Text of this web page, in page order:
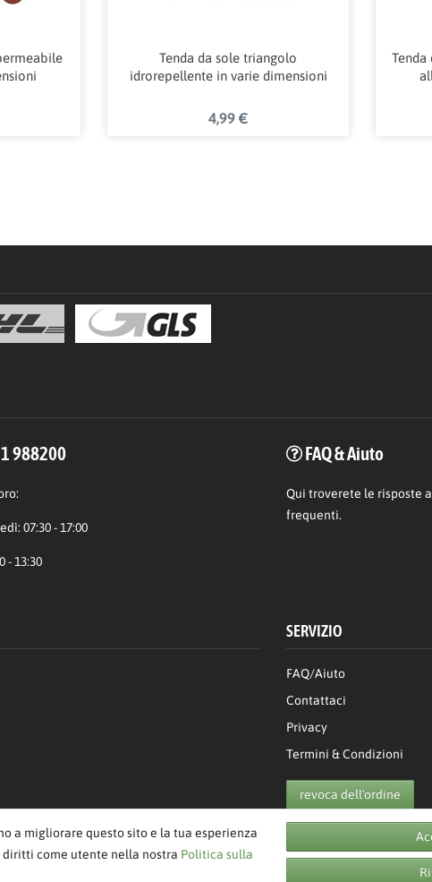
Tenda da sole triangolo
idrorepellente in varie dimensioni
4,99 €
988200
07:30 - 17:00
- 13:30
FAQ & Aiuto
Qui troverete le risposte
frequenti.
SERVIZIO
FAQ/Aiuto
Contattaci
Privacy
Termini & Condizioni
revoca dell'ordine
a migliorare questo sito e la tua esperienza
come utente nella nostra Politica sulla